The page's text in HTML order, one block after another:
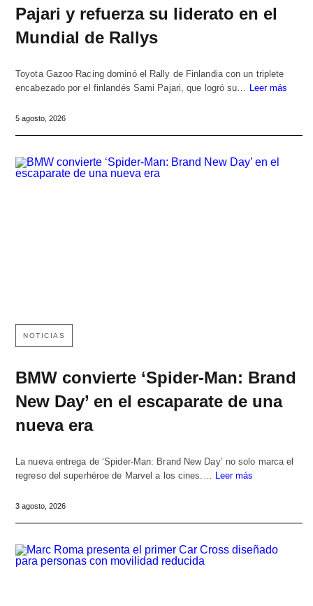
Pajari y refuerza su liderato en el
Mundial de Rallys
Toyota Gazoo Racing dominó el Rally de Finlandia con un triplete
encabezado por el finlandés Sami Pajari, que logró su…
Leer más
5 agosto, 2026
NOTICIAS
BMW convierte ‘Spider-Man: Brand
New Day’ en el escaparate de una
nueva era
La nueva entrega de ‘Spider-Man: Brand New Day’ no solo marca el
regreso del superhéroe de Marvel a los cines.… Leer más
3 agosto, 2026